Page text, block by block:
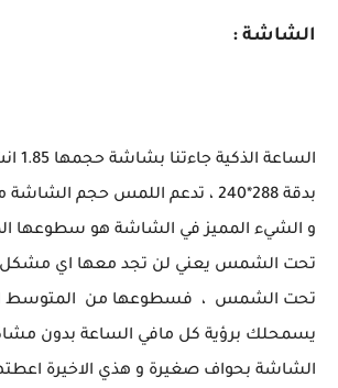
الشاشة :
بدقة 288*240 ، تدعم اللمس حجم
و الشيء المميز في الشاشة هو سطوعها
تحت الشمس يعني لن تجد معها اي مشكل
تحت الشمس ، فسطوعها من المتوسط
يسمحلك برؤية كل مافي الساعة بدون
الشاشة بحواف صغيرة و هذي الاخيرة